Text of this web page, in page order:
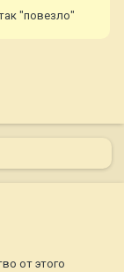
"повезло"
от этого